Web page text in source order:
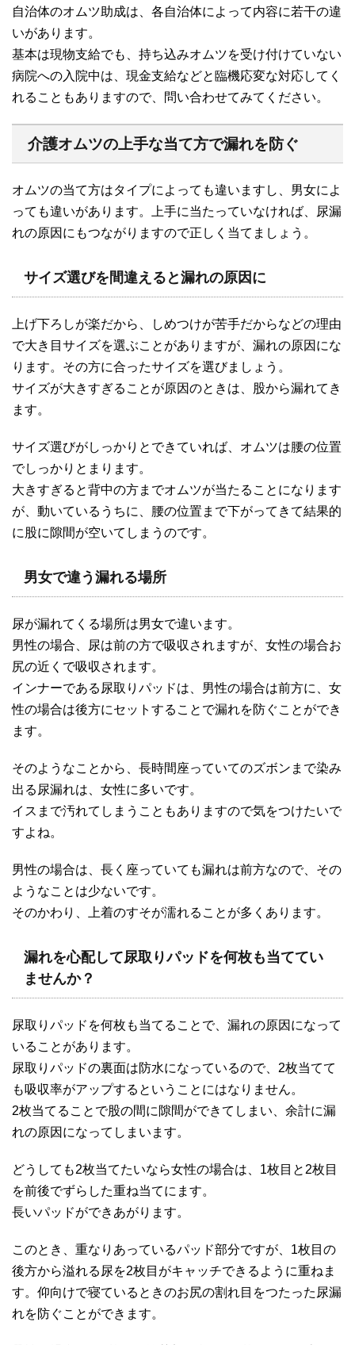
自治体のオムツ助成は、各自治体によって内容に若干の違
いがあります。
基本は現物支給でも、持ち込みオムツを受け付けていない
病院への入院中は、現金支給などと臨機応変な対応してく
れることもありますので、問い合わせてみてください。
介護オムツの上手な当て方で漏れを防ぐ
オムツの当て方はタイプによっても違いますし、男女によ
っても違いがあります。上手に当たっていなければ、尿漏
れの原因にもつながりますので正しく当てましょう。
サイズ選びを間違えると漏れの原因に
上げ下ろしが楽だから、しめつけが苦手だからなどの理由
で大き目サイズを選ぶことがありますが、漏れの原因にな
ります。その方に合ったサイズを選びましょう。
サイズが大きすぎることが原因のときは、股から漏れてき
ます。
サイズ選びがしっかりとできていれば、オムツは腰の位置
でしっかりとまります。
大きすぎると背中の方までオムツが当たることになります
が、動いているうちに、腰の位置まで下がってきて結果的
に股に隙間が空いてしまうのです。
男女で違う漏れる場所
尿が漏れてくる場所は男女で違います。
男性の場合、尿は前の方で吸収されますが、女性の場合お
尻の近くで吸収されます。
インナーである尿取りパッドは、男性の場合は前方に、女
性の場合は後方にセットすることで漏れを防ぐことができ
ます。
そのようなことから、長時間座っていてのズボンまで染み
出る尿漏れは、女性に多いです。
イスまで汚れてしまうこともありますので気をつけたいで
すよね。
男性の場合は、長く座っていても漏れは前方なので、その
ようなことは少ないです。
そのかわり、上着のすそが濡れることが多くあります。
漏れを心配して尿取りパッドを何枚も当ててい
ませんか？
尿取りパッドを何枚も当てることで、漏れの原因になって
いることがあります。
尿取りパッドの裏面は防水になっているので、2枚当てて
も吸収率がアップするということにはなりません。
2枚当てることで股の間に隙間ができてしまい、余計に漏
れの原因になってしまいます。
どうしても2枚当てたいなら女性の場合は、1枚目と2枚目
を前後でずらした重ね当てにます。
長いパッドができあがります。
このとき、重なりあっているパッド部分ですが、1枚目の
後方から溢れる尿を2枚目がキャッチできるように重ねま
す。仰向けで寝ているときのお尻の割れ目をつたった尿漏
れを防ぐことができます。